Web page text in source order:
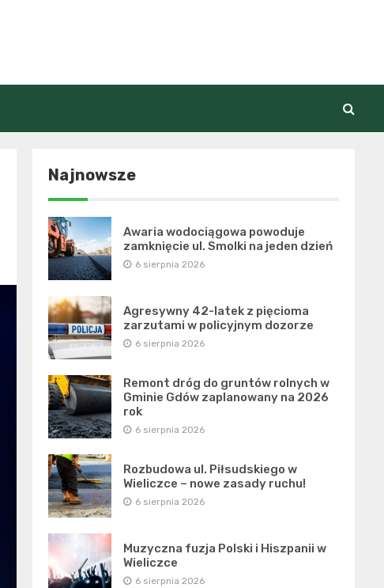
Najnowsze
Awaria wodociągowa powoduje
zamknięcie ul. Smolki na jeden dzień
6 sierpnia 2026
Agresywny 42-latek z pięcioma
zarzutami w policyjnym dozorze
6 sierpnia 2026
Remont dróg do gruntów rolnych w
Gminie Gdów zaplanowany na 2026
rok
6 sierpnia 2026
Rozbudowa ul. Piłsudskiego w
Wieliczce – nowe zasady ruchu!
6 sierpnia 2026
Muzyczna fuzja Polski i Hiszpanii w
Wieliczce
6 sierpnia 2026